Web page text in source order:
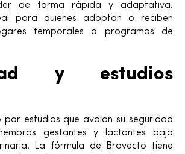
de forma rápida y adaptativa.
para quienes adoptan o reciben
temporales o programas de
y estudios
por estudios que avalan su seguridad
gestantes y lactantes bajo
La fórmula de Bravecto tiene